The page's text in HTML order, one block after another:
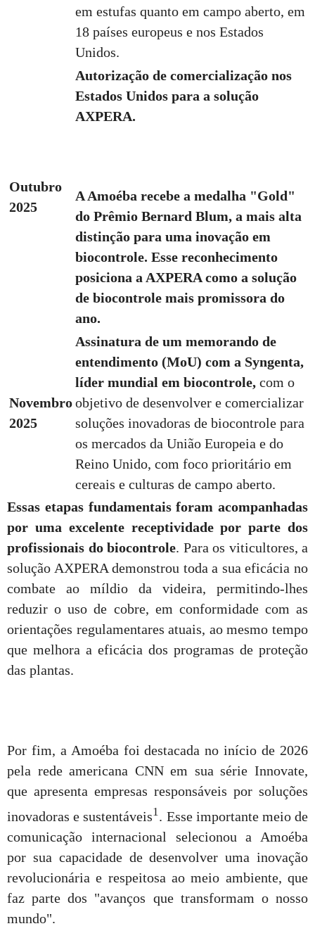
em estufas quanto em campo aberto, em
18 países europeus e nos Estados
Unidos.
Outubro
2025
Autorização de comercialização nos
Estados Unidos para a solução
AXPERA.
A Amoéba recebe a medalha "Gold"
do Prêmio Bernard Blum, a mais alta
distinção para uma inovação em
biocontrole. Esse reconhecimento
posiciona a AXPERA como a solução
de biocontrole mais promissora do
ano.
Novembro
2025
Assinatura de um memorando de
entendimento (MoU) com a Syngenta,
líder mundial em biocontrole, com o
objetivo de desenvolver e comercializar
soluções inovadoras de biocontrole para
os mercados da União Europeia e do
Reino Unido, com foco prioritário em
cereais e culturas de campo aberto.
Essas etapas fundamentais foram acompanhadas
por uma excelente receptividade por parte dos
profissionais do biocontrole. Para os viticultores, a
solução AXPERA demonstrou toda a sua eficácia no
combate ao míldio da videira, permitindo-lhes
reduzir o uso de cobre, em conformidade com as
orientações regulamentares atuais, ao mesmo tempo
que melhora a eficácia dos programas de proteção
das plantas.
Por fim, a Amoéba foi destacada no início de 2026
pela rede americana CNN em sua série Innovate,
que apresenta empresas responsáveis por soluções
inovadoras e sustentáveis1. Esse importante meio de
comunicação internacional selecionou a Amoéba
por sua capacidade de desenvolver uma inovação
revolucionária e respeitosa ao meio ambiente, que
faz parte dos "avanços que transformam o nosso
mundo".